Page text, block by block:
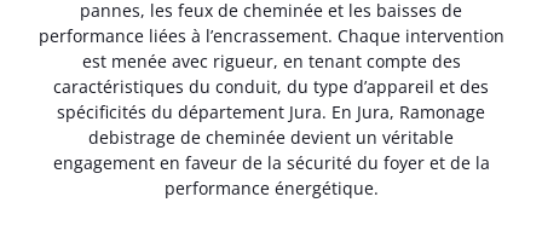
pannes, les feux de cheminée et les baisses de
performance liées à l’encrassement. Chaque intervention
est menée avec rigueur, en tenant compte des
caractéristiques du conduit, du type d’appareil et des
spécificités du département Jura. En Jura, Ramonage
debistrage de cheminée devient un véritable
engagement en faveur de la sécurité du foyer et de la
performance énergétique.